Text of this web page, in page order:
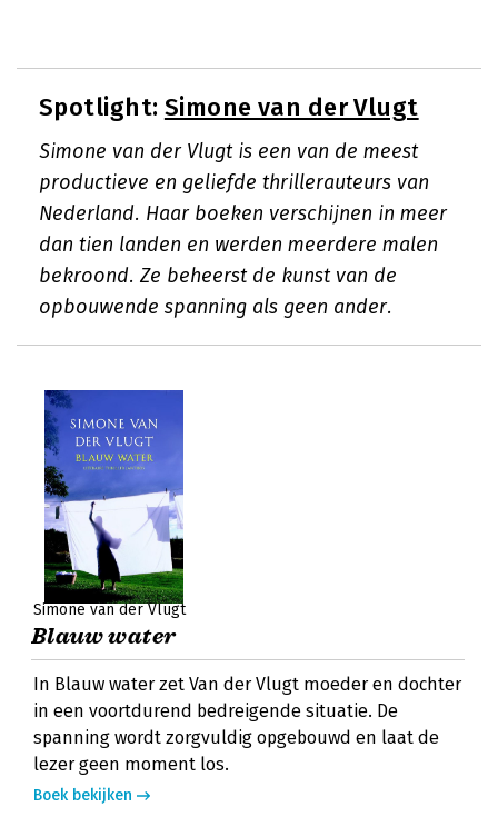
Spotlight: Simone van der Vlugt
Simone van der Vlugt is een van de meest
productieve en geliefde thrillerauteurs van
Nederland. Haar boeken verschijnen in meer
dan tien landen en werden meerdere malen
bekroond. Ze beheerst de kunst van de
opbouwende spanning als geen ander.
Simone van der Vlugt
Blauw water
In Blauw water zet Van der Vlugt moeder en dochter
in een voortdurend bedreigende situatie. De
spanning wordt zorgvuldig opgebouwd en laat de
lezer geen moment los.
Boek bekijken